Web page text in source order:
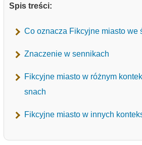
Spis treści:
Co oznacza Fikcyjne miasto we
Znaczenie w sennikach
Fikcyjne miasto w różnym
snach
Fikcyjne miasto w innych